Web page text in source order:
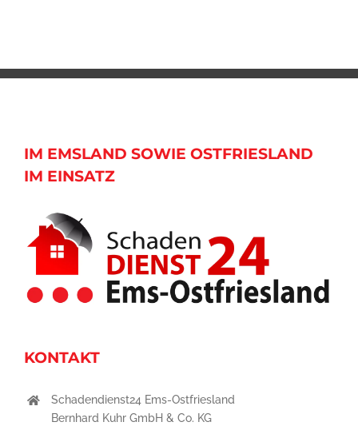
IM EMSLAND SOWIE OSTFRIESLAND
IM EINSATZ
KONTAKT
Schadendienst24 Ems-Ostfriesland
Bernhard Kuhr GmbH & Co. KG